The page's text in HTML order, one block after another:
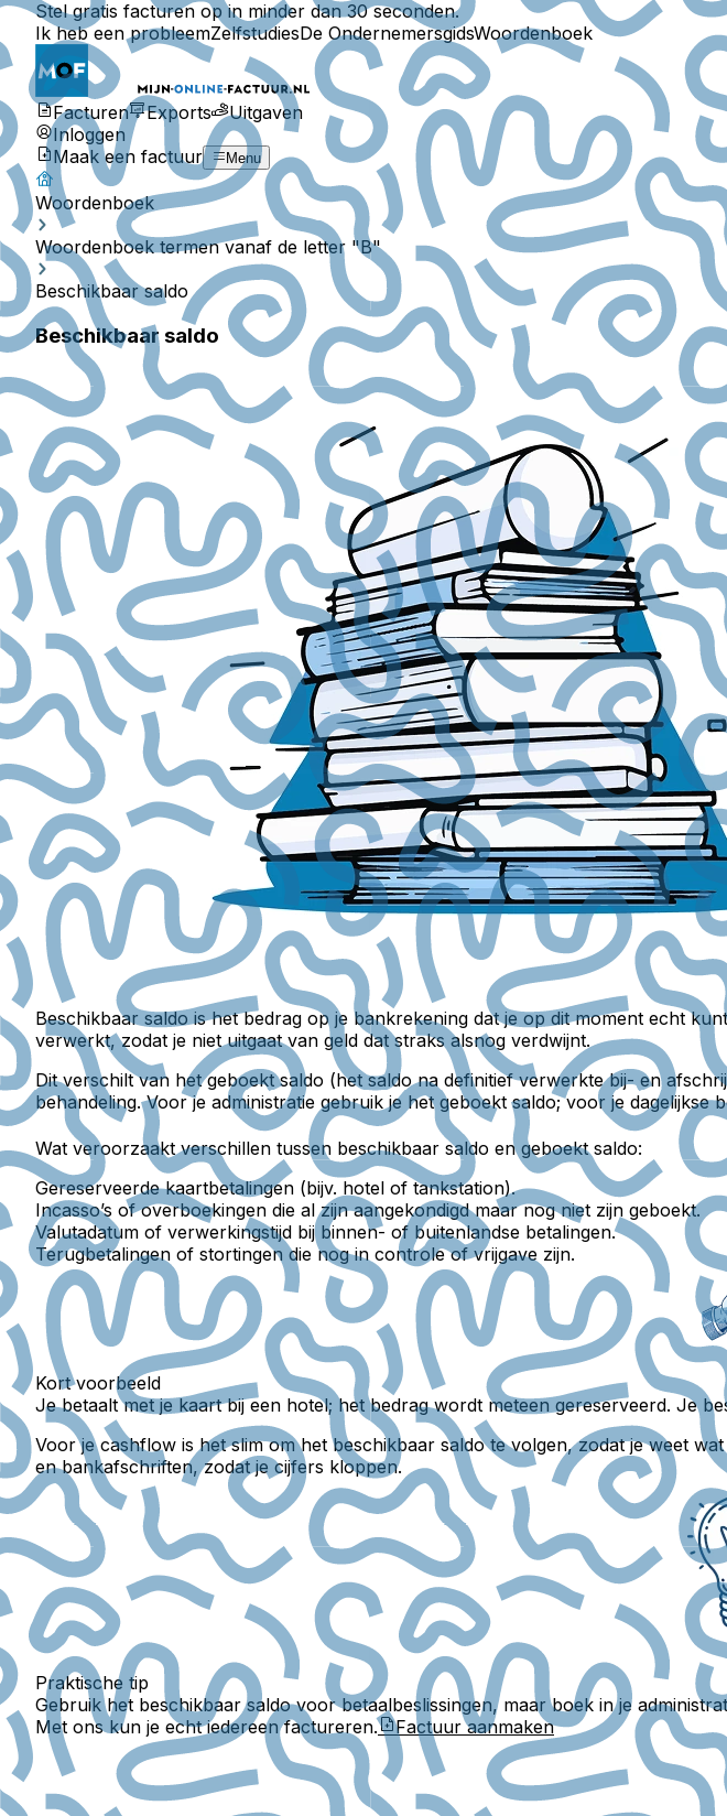
Stel gratis facturen op in minder dan 30 seconden.
Ik heb een probleemZelfstudiesDe OndernemersgidsWoordenboek
Facturen Exports
Uitgaven
Inloggen
Maak een factuur
Menu
Woordenboek
Woordenboek termen vanaf de letter "B"
Beschikbaar saldo
Beschikbaar saldo
Beschikbaar saldois het bedrag op je bankrekening dat je op dit moment echt
verwerkt, zodat je niet uitgaat van geld dat straks alsnog verdwijnt.
Dit verschilt van hetgeboekt saldo (het saldo na definitief verwerkte bij- en
behandeling. Voor je administratie gebruik je het geboekt saldo; voor je
Wat veroorzaakt verschillen tussen beschikbaar saldo en geboekt saldo:
Gereserveerde kaartbetalingen (bijv. hotel of tankstation).
Incasso’s of overboekingen die al zijn aangekondigd maar nog niet zijn geboekt.
Valutadatum of verwerkingstijd bij binnen- of buitenlandse betalingen.
Terugbetalingen of stortingen die nog in controle of vrijgave zijn.
Kort voorbeeld
Je betaalt met je kaart bij een hotel; het bedrag wordt meteen gereserveerd. Je
Voor je cashflow is het slim om het beschikbaar saldo te volgen, zodat je weet
en bankafschriften, zodat je cijfers kloppen.
Praktische tip
Gebruik het beschikbaar saldo voor betaalbeslissingen, maar boek in je
Met ons kun je echt iedereen factureren.
Factuur aanmaken